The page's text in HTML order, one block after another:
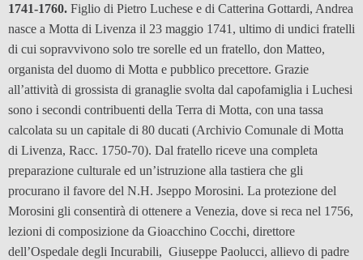
1741-1760. Figlio di Pietro Luchese e di Catterina Gottardi, Andrea
nasce a Motta di Livenza il 23 maggio 1741, ultimo di undici fratelli
di cui sopravvivono solo tre sorelle ed un fratello, don Matteo,
organista del duomo di Motta e pubblico precettore. Grazie
all’attività di grossista di granaglie svolta dal capofamiglia i Luchesi
sono i secondi contribuenti della Terra di Motta, con una tassa
calcolata su un capitale di 80 ducati (Archivio Comunale di Motta
di Livenza, Racc. 1750-70). Dal fratello riceve una completa
preparazione culturale ed un’istruzione alla tastiera che gli
procurano il favore del N.H. Jseppo Morosini. La protezione del
Morosini gli consentirà di ottenere a Venezia, dove si reca nel 1756,
lezioni di composizione da Gioacchino Cocchi, direttore
dell’Ospedale degli Incurabili, Giuseppe Paolucci, allievo di padre